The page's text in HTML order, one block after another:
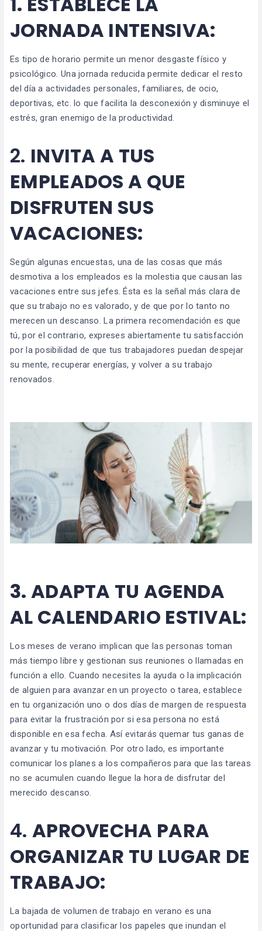
JORNADA INTENSIVA:
Es tipo de horario permite un menor desgaste físico y
psicológico. Una jornada reducida permite dedicar el resto
del día a actividades personales, familiares, de ocio,
deportivas, etc. lo que facilita la desconexión y disminuye el
estrés, gran enemigo de la productividad.
2. INVITA A TUS
EMPLEADOS A QUE
DISFRUTEN SUS
VACACIONES:
Según algunas encuestas, una de las cosas que más
desmotiva a los empleados es la molestia que causan las
vacaciones entre sus jefes. Ésta es la señal más clara de
que su trabajo no es valorado, y de que por lo tanto no
merecen un descanso. La primera recomendación es que
tú, por el contrario, expreses abiertamente tu satisfacción
por la posibilidad de que tus trabajadores puedan despejar
su mente, recuperar energías, y volver a su trabajo
renovados.
3. ADAPTA TU AGENDA
AL CALENDARIO ESTIVAL:
Los meses de verano implican que las personas toman
más tiempo libre y gestionan sus reuniones o llamadas en
función a ello. Cuando necesites la ayuda o la implicación
de alguien para avanzar en un proyecto o tarea, establece
en tu organización uno o dos días de margen de respuesta
para evitar la frustración por si esa persona no está
disponible en esa fecha. Así evitarás quemar tus ganas de
avanzar y tu motivación. Por otro lado, es importante
comunicar los planes a los compañeros para que las tareas
no se acumulen cuando llegue la hora de disfrutar del
merecido descanso.
4. APROVECHA PARA
ORGANIZAR TU LUGAR DE
TRABAJO:
La bajada de volumen de trabajo en verano es una
oportunidad para clasificar los papeles que inundan el